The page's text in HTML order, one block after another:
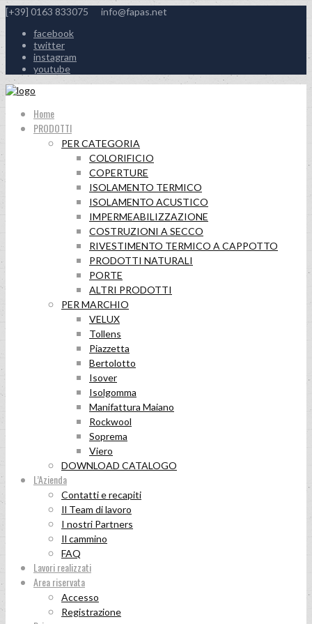
[+39] 0163 833075
info@fapas.net
facebook
twitter
instagram
youtube
Home
PRODOTTI
PER CATEGORIA
COLORIFICIO
COPERTURE
ISOLAMENTO TERMICO
ISOLAMENTO ACUSTICO
IMPERMEABILIZZAZIONE
COSTRUZIONI A SECCO
RIVESTIMENTO TERMICO A CAPPOTTO
PRODOTTI NATURALI
PORTE
ALTRI PRODOTTI
PER MARCHIO
VELUX
Tollens
Piazzetta
Bertolotto
Isover
Isolgomma
Manifattura Maiano
Rockwool
Soprema
Viero
DOWNLOAD CATALOGO
L’Azienda
Contatti e recapiti
Il Team di lavoro
I nostri Partners
Il cammino
FAQ
Lavori realizzati
Area riservata
Accesso
Registrazione